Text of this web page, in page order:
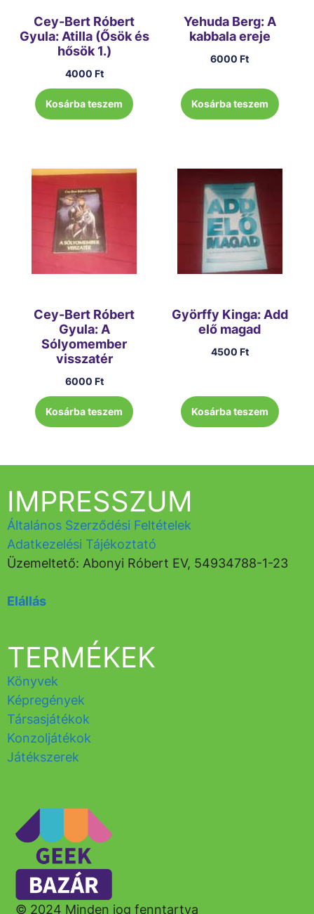
Cey-Bert Róbert
Gyula: Atilla (Ősök és
hősök 1.)
4000 Ft
Kosárba teszem
Yehuda Berg: A
kabbala ereje
6000Ft
Kosárba teszem
Cey-Bert Róbert
Gyula: A
Sólyomember
visszatér
6000 Ft
Kosárba teszem
Györffy Kinga: Add
elő magad
4500 Ft
Kosárba teszem
© 2024 Minden jog fenntartva
TERMÉKEK
Könyvek
Képregények
Társasjátékok
Konzoljátékok
Játékszerek
IMPRESSZUM
Általános Szerződési Feltételek
Adatkezelési Tájékoztató
Üzemeltető: Abonyi Róbert EV, 54934788-1-23
Elállás